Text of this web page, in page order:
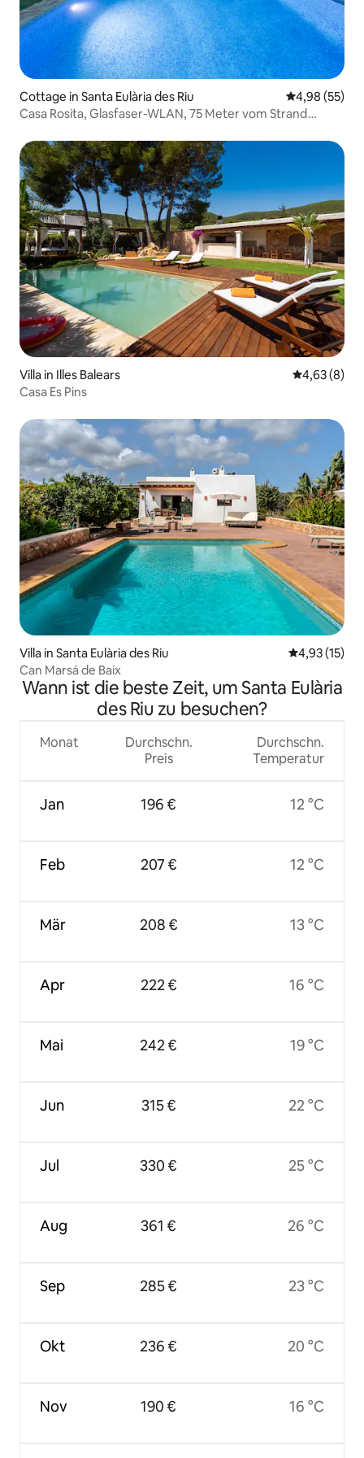
Cottage in Santa Eulària des Riu
4,98 (55)
Casa Rosita, Glasfaser-WLAN, 75 Meter vom Strand
Villa in Illes Balears
4,63 (8)
Casa Es Pins
Villa in Santa Eulària des Riu
4,93 (15)
Can Marsá de Baix
Wann ist die beste Zeit, um Santa Eulària
des Riu zu besuchen?
Monat
Jan
Feb
Mär
Apr
Mai
Jun
Jul
Aug
Sep
Okt
Nov
Durchschn.
Preis
196 €
207 €
208 €
222 €
242 €
315 €
330 €
361 €
285 €
236 €
190 €
Durchschn.
Temperatur
12 °C
12 °C
13 °C
16 °C
19 °C
22 °C
25 °C
26 °C
23 °C
20 °C
16 °C